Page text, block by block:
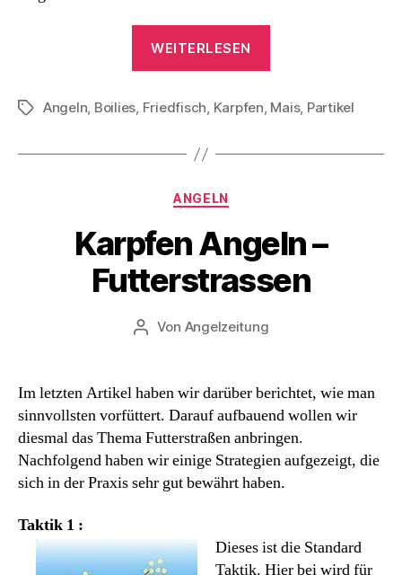
WEITERLESEN
Die
Schlagwörter
Angeln, Boilies, Friedfisch, Karpfen, Mais, Partikel
Kategorien
ANGELN
Karpfen Angeln –
Futterstrassen
Beitragsautor
Von Angelzeitung
Im letzten Artikel haben wir darüber berichtet, wie man
sinnvollsten vorfüttert. Darauf aufbauend wollen wir
diesmal das Thema Futterstraßen anbringen.
Nachfolgend haben wir einige Strategien aufgezeigt, die
sich in der Praxis sehr gut bewährt haben.
Taktik 1 :
Dieses ist die Standard
Taktik. Hier bei wird für